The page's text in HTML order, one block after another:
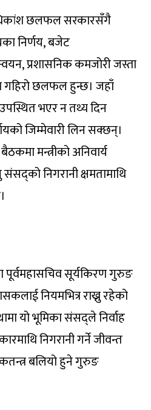
छलफल सरकारसँगै
निर्णय, बजेट
प्रशासनिक कमजोरी जस्ता
गहिरो छलफल हुन्छ। जहाँ
भएर न तथ्य दिन
जिम्मेवारी लिन सक्छन्।
मन्त्रीको अनिवार्य
निगरानी क्षमतामाथि
सूर्यकिरण गुरुङ
नियमभित्र राख्नु रहेको
यो भूमिका संसद्ले निर्वाह
निगरानी गर्ने जीवन्त
बलियो हुने गुरुङ